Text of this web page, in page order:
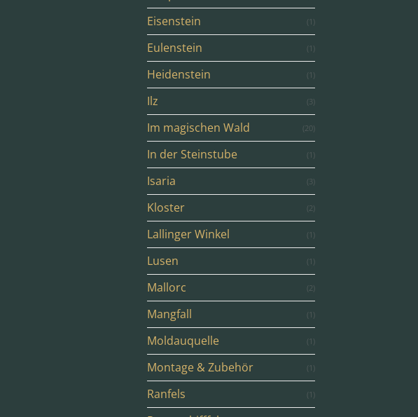
Eisenstein (1)
Eulenstein (1)
Heidenstein (1)
Ilz (3)
Im magischen Wald (20)
In der Steinstube (1)
Isaria (3)
Kloster (2)
Lallinger Winkel (1)
Lusen (1)
Mallorc (2)
Mangfall (1)
Moldauquelle (1)
Montage & Zubehör (1)
Ranfels (1)